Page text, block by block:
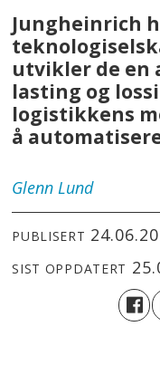
Jungheinrich
utvikler de en
lasting og
logistikkens
å
Glenn Lund
PUBLISERT
SIST OPPDATERT